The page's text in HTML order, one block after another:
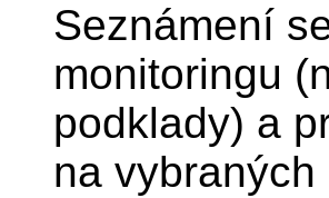
Seznámení
monitoringu
podklady) a
na